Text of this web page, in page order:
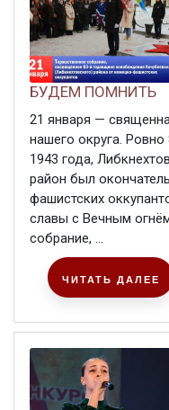
БУДЕМ ПОМНИТЬ
21 января —
нашего округа.
1943 года,
район был
фашистских
славы с Вечным
собрание, ...
ЧИТАТЬ ДАЛЕЕ